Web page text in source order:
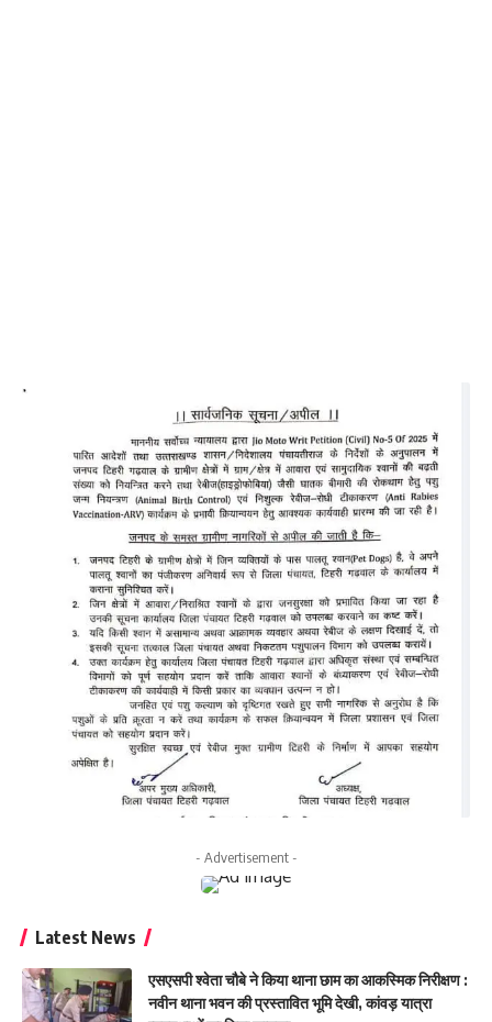
- Advertisement -
Latest News
एसएसपी श्वेता चौबे ने किया थाना छाम का आकस्मिक निरीक्षण :
नवीन थाना भवन की प्रस्तावित भूमि देखी, कांवड़ यात्रा